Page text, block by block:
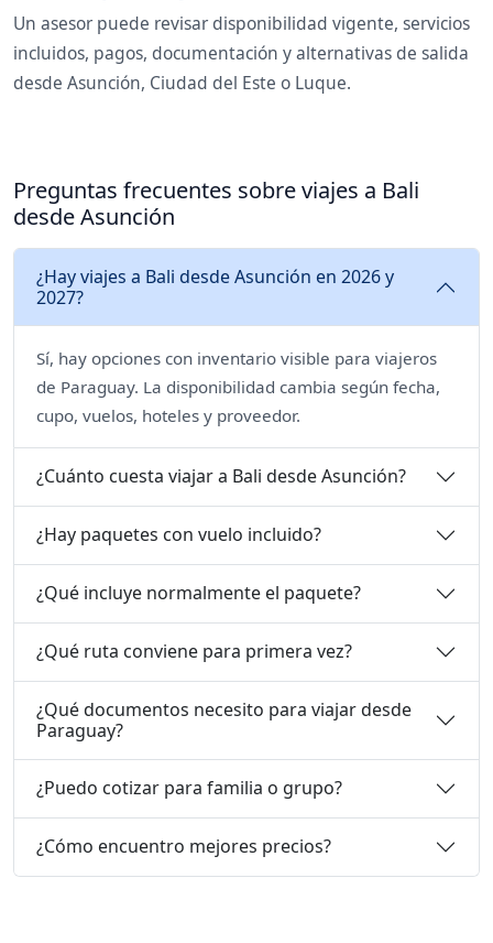
Un asesor puede revisar disponibilidad vigente, servicios
incluidos, pagos, documentación y alternativas de salida
desde Asunción, Ciudad del Este o Luque.
Preguntas frecuentes sobre viajes a Bali
desde Asunción
¿Hay viajes a Bali desde Asunción en 2026 y
2027?
Sí, hay opciones con inventario visible para viajeros
de Paraguay. La disponibilidad cambia según fecha,
cupo, vuelos, hoteles y proveedor.
¿Cuánto cuesta viajar a Bali desde Asunción?
¿Hay paquetes con vuelo incluido?
¿Qué incluye normalmente el paquete?
¿Qué ruta conviene para primera vez?
¿Qué documentos necesito para viajar desde
Paraguay?
¿Puedo cotizar para familia o grupo?
¿Cómo encuentro mejores precios?